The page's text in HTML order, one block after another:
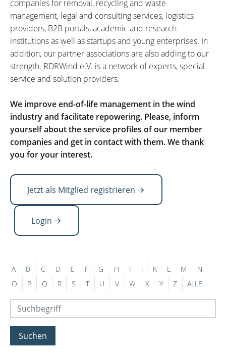
companies for removal, recycling and waste
management, legal and consulting services, logistics
providers, B2B portals, academic and research
institutions as well as startups and young enterprises. In
addition, our partner associations are also adding to our
strength. RDRWind e.V. is a network of experts, special
service and solution providers.
We improve end-of-life management in the wind
industry and facilitate repowering. Please, inform
yourself about the service profiles of our member
companies and get in contact with them. We thank
you for your interest.
Jetzt als Mitglied registrieren
Login
A B C D E F G H I J K L M
N
O
P Q R S T U V W X Y Z ALLE
Suchen